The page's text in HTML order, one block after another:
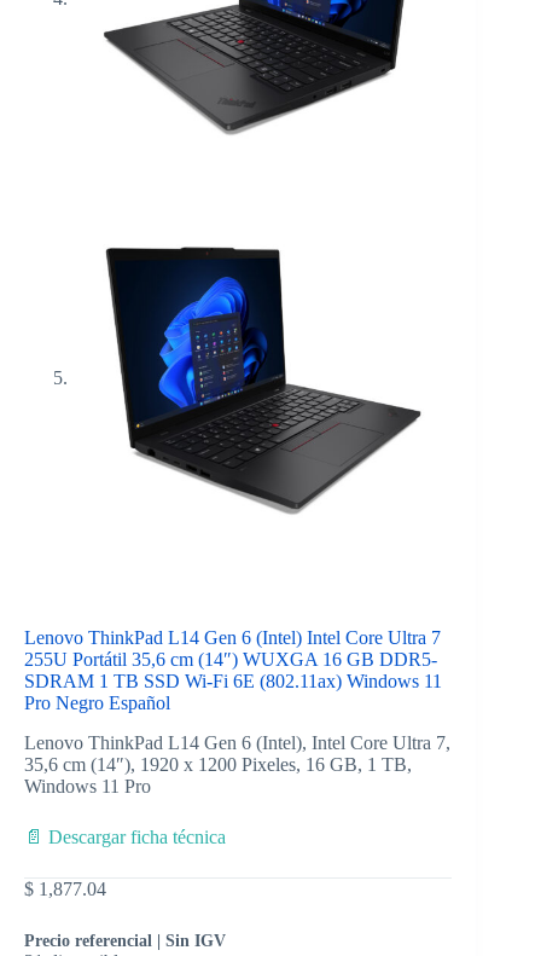
Lenovo ThinkPad L14 Gen 6 (Intel) Intel Core Ultra 7
255U Portátil 35,6 cm (14″) WUXGA 16 GB DDR5-
SDRAM 1 TB SSD Wi-Fi 6E (802.11ax) Windows 11
Pro Negro Español
Lenovo ThinkPad L14 Gen 6 (Intel), Intel Core Ultra 7,
35,6 cm (14″), 1920 x 1200 Pixeles, 16 GB, 1 TB,
Windows 11 Pro
📄 Descargar ficha técnica
$ 1,877.04
Precio referencial | Sin IGV